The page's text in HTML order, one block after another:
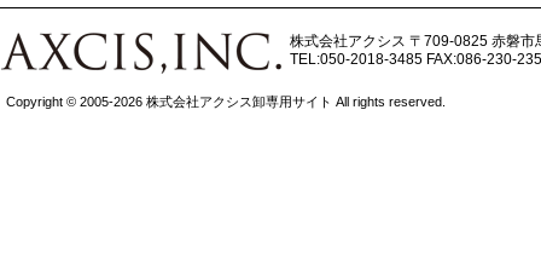
株式会社アクシス 〒709-0825 赤磐市
TEL:050-2018-3485 FAX:086-230-
Copyright © 2005-2026 株式会社アクシス卸専用サイト All rights reserved.